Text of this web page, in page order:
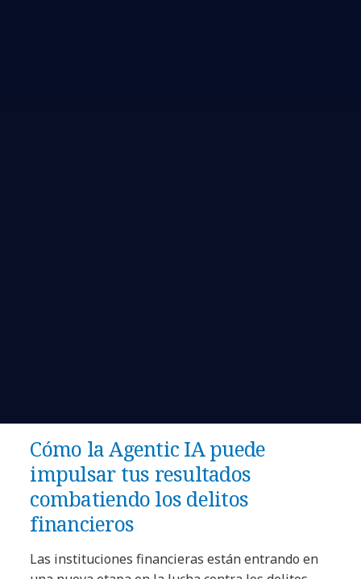
Cómo la Agentic IA puede
impulsar tus resultados
combatiendo los delitos
financieros
Las instituciones financieras están entrando en